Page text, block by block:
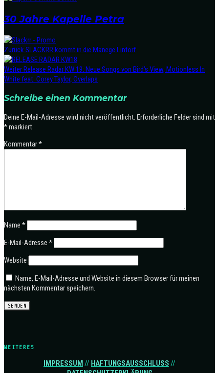
30 Jahre Kapelle Petra
ZurückSLACKRR kommt in die Manege Lintorf
WeiterRelease Radar KW 19: Neue Songs von Bird’s View, Motionless In
White feat. Corey Taylor, Overlaps
Schreibe einen Kommentar
Deine E-Mail-Adresse wird nicht veröffentlicht. Erforderliche Felder sind mit
*markiert
Kommentar*
Name *
E-Mail-Adresse *
Website
Name, E-Mail-Adresse und Website in diesem Browser für meinen
nächsten Kommentar speichern.
WEITERES
IMPRESSUM // HAFTUNGSAUSSCHLUSS //